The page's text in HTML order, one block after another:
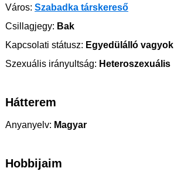
Város: Szabadka társkereső
Csillagjegy: Bak
Kapcsolati státusz: Egyedülálló vagyok
Szexuális irányultság: Heteroszexuális
Hátterem
Anyanyelv: Magyar
Hobbijaim